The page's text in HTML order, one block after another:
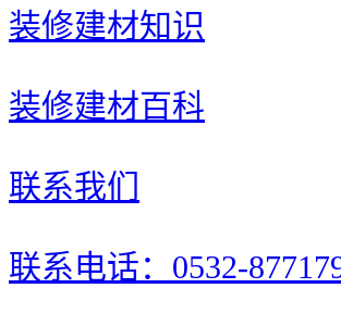
装修建材知识
装修建材百科
联系我们
联系电话：0532-